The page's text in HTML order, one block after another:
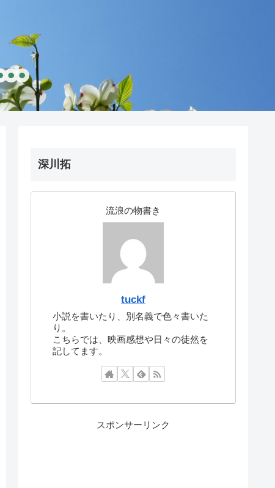
深川拓
流浪の物書き
tuckf
小説を書いたり、別名義で色々書いた
り。
こちらでは、映画感想や日々の徒然を
記してます。
スポンサーリンク